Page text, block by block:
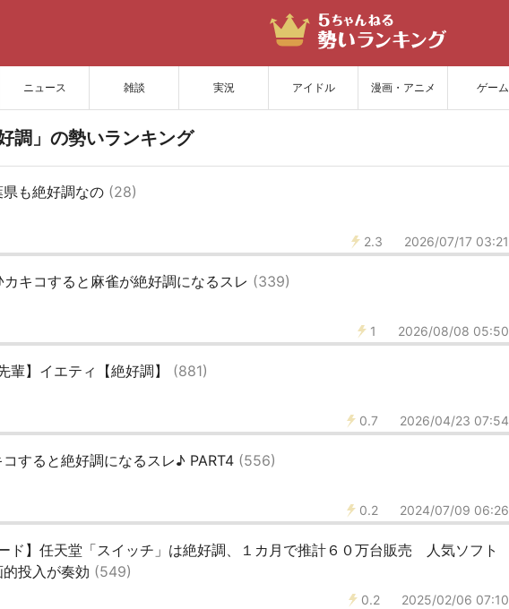
ニュース 雑談 実況 アイドル 漫画・アニメ ゲーム
好調」の勢いランキング
県も絶好調なの (28)
2.3 2026/07/17 03:21
キコすると麻雀が絶好調になるスレ (339)
1 2026/08/08 05:50
先輩】イエティ【絶好調】 (881)
0.7 2026/04/23 07:54
コすると絶好調になるスレ♪ PART4 (556)
0.2 2024/07/09 06:26
ード】任天堂「スイッチ」は絶好調、１カ月で推計６０万台販売 人気ソフト
投入が奏効 (549)
0.2 2025/02/06 07:10